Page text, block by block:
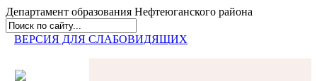
Департамент образования Нефтеюганского района
ВЕРСИЯ ДЛЯ СЛАБОВИДЯЩИХ